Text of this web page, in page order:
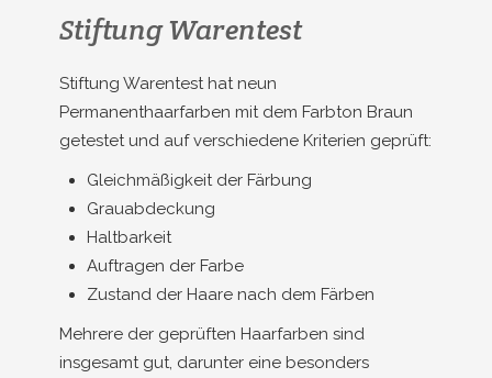
Stiftung Warentest
Stiftung Warentest hat neun
Permanenthaarfarben mit dem Farbton Braun
getestet und auf verschiedene Kriterien geprüft:
Gleichmäßigkeit der Färbung
Grauabdeckung
Haltbarkeit
Auftragen der Farbe
Zustand der Haare nach dem Färben
Mehrere der geprüften Haarfarben sind
insgesamt gut, darunter eine besonders